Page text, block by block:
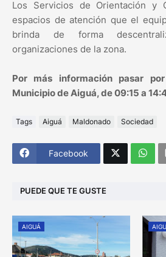
Los Servicios de Orientación y
espacios de atención que el
brinda de forma
organizaciones de la zona.
Por más información pasar
Municipio de Aiguá, de 09:15 a
Tags Aiguá Maldonado Sociedad
Facebook
PUEDE QUE TE GUSTE
AIGUÁ